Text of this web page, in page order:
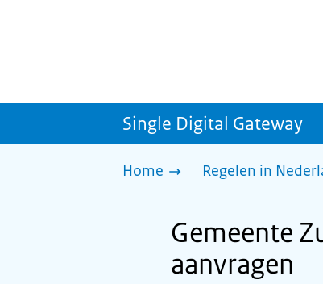
Single Digital Gateway
Home Regelen in
Gemeente
aanvragen